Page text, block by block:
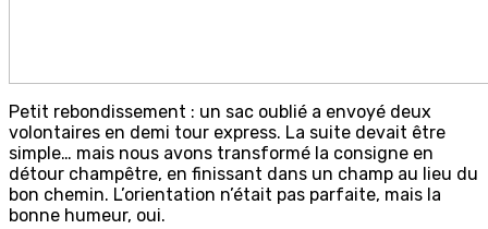
Petit rebondissement : un sac oublié a envoyé deux
volontaires en demi tour express. La suite devait être
simple… mais nous avons transformé la consigne en
détour champêtre, en finissant dans un champ au lieu du
bon chemin. L’orientation n’était pas parfaite, mais la
bonne humeur, oui.